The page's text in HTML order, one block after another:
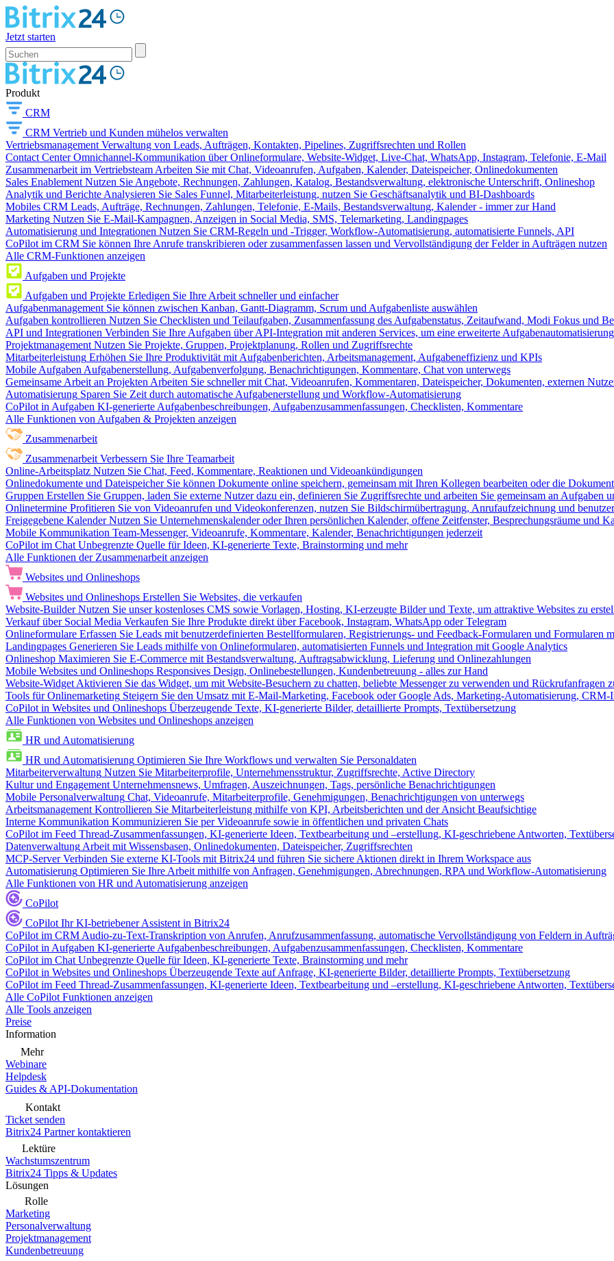
Jetzt starten
Produkt
CRM
CRM Vertrieb und Kunden mühelos verwalten
Vertriebsmanagement Verwaltung von Leads, Aufträgen, Kontakten, Pipelines, Zugriffsrechten und Rollen
Contact Center Omnichannel-Kommunikation über Onlineformulare, Website-Widget, Live-Chat, WhatsApp, Instagram, Telefonie, E-Mail
Zusammenarbeit im Vertriebsteam Arbeiten Sie mit Chat, Videoanrufen, Aufgaben, Kalender, Dateispeicher, Onlinedokumenten
Sales Enablement Nutzen Sie Angebote, Rechnungen, Zahlungen, Katalog, Bestandsverwaltung, elektronische Unterschrift, Onlineshop
Analytik und Berichte Analysieren Sie Sales Funnel, Mitarbeiterleistung, nutzen Sie Geschäftsanalytik und BI-Dashboards
Mobiles CRM Leads, Aufträge, Rechnungen, Zahlungen, Telefonie, E-Mails, Bestandsverwaltung, Kalender - immer zur Hand
Marketing Nutzen Sie E-Mail-Kampagnen, Anzeigen in Social Media, SMS, Telemarketing, Landingpages
Automatisierung und Integrationen Nutzen Sie CRM-Regeln und -Trigger, Workflow-Automatisierung, automatisierte Funnels, API
CoPilot im CRM Sie können Ihre Anrufe transkribieren oder zusammenfassen lassen und Vervollständigung der Felder in Aufträgen nutzen
Alle CRM-Funktionen anzeigen
Aufgaben und Projekte
Aufgaben und Projekte Erledigen Sie Ihre Arbeit schneller und einfacher
Aufgabenmanagement Sie können zwischen Kanban, Gantt-Diagramm, Scrum und Aufgabenliste auswählen
Aufgaben kontrollieren Nutzen Sie Checklisten und Teilaufgaben, Zusammenfassung des Aufgabenstatus, Zeitaufwand, Modi Fokus und
API und Integrationen Verbinden Sie Ihre Aufgaben über API-Integration mit anderen Services, um eine erweiterte
Projektmanagement Nutzen Sie Projekte, Gruppen, Projektplanung, Rollen und Zugriffsrechte
Mitarbeiterleistung Erhöhen Sie Ihre Produktivität mit Aufgabenberichten, Arbeitsmanagement, Aufgabeneffizienz und KPIs
Mobile Aufgaben Aufgabenerstellung, Aufgabenverfolgung, Benachrichtigungen, Kommentare, Chat von unterwegs
Gemeinsame Arbeit an Projekten Arbeiten Sie schneller mit Chat, Videoanrufen, Kommentaren, Dateispeicher, Dokumenten, externen
Automatisierung Sparen Sie Zeit durch automatische Aufgabenerstellung und Workflow-Automatisierung
CoPilot in Aufgaben KI-generierte Aufgabenbeschreibungen, Aufgabenzusammenfassungen, Checklisten, Kommentare
Alle Funktionen von Aufgaben & Projekten anzeigen
Zusammenarbeit
Zusammenarbeit Verbessern Sie Ihre Teamarbeit
Online-Arbeitsplatz Nutzen Sie Chat, Feed, Kommentare, Reaktionen und Videoankündigungen
Onlinedokumente und Dateispeicher Sie können Dokumente online speichern, gemeinsam mit Ihren Kollegen bearbeiten oder die
Gruppen Erstellen Sie Gruppen, laden Sie externe Nutzer dazu ein, definieren Sie Zugriffsrechte und arbeiten Sie gemeinsam an Aufgaben
Onlinetermine Profitieren Sie von Videoanrufen und Videokonferenzen, nutzen Sie Bildschirmübertragung, Anrufaufzeichnung und
Freigegebene Kalender Nutzen Sie Unternehmenskalender oder Ihren persönlichen Kalender, offene Zeitfenster, Besprechungsräume und
Mobile Kommunikation Team-Messenger, Videoanrufe, Kommentare, Kalender, Benachrichtigungen jederzeit
CoPilot im Chat Unbegrenzte Quelle für Ideen, KI-generierte Texte, Brainstorming und mehr
Alle Funktionen der Zusammenarbeit anzeigen
Websites und Onlineshops
Websites und Onlineshops Erstellen Sie Websites, die verkaufen
Website-Builder Nutzen Sie unser kostenloses CMS sowie Vorlagen, Hosting, KI-erzeugte Bilder und Texte, um attraktive Websites zu
Verkauf über Social Media Verkaufen Sie Ihre Produkte direkt über Facebook, Instagram, WhatsApp oder Telegram
Onlineformulare Erfassen Sie Leads mit benutzerdefinierten Bestellformularen, Registrierungs- und Feedback-Formularen und Formularen
Landingpages Generieren Sie Leads mithilfe von Onlineformularen, automatisierten Funnels und Integration mit Google Analytics
Onlineshop Maximieren Sie E-Commerce mit Bestandsverwaltung, Auftragsabwicklung, Lieferung und Onlinezahlungen
Mobile Websites und Onlineshops Responsives Design, Onlinebestellungen, Kundenbetreuung - alles zur Hand
Website-Widget Aktivieren Sie das Widget, um mit Website-Besuchern zu chatten, beliebte Messenger zu verwenden und Rückrufanfragen
Tools für Onlinemarketing Steigern Sie den Umsatz mit E-Mail-Marketing, Facebook oder Google Ads, Marketing-Automatisierung, CRM-
CoPilot in Websites und Onlineshops Überzeugende Texte, KI-generierte Bilder, detaillierte Prompts, Textübersetzung
Alle Funktionen von Websites und Onlineshops anzeigen
HR und Automatisierung
HR und Automatisierung Optimieren Sie Ihre Workflows und verwalten Sie Personaldaten
Mitarbeiterverwaltung Nutzen Sie Mitarbeiterprofile, Unternehmensstruktur, Zugriffsrechte, Active Directory
Kultur und Engagement Unternehmensnews, Umfragen, Auszeichnungen, Tags, persönliche Benachrichtigungen
Mobile Personalverwaltung Chat, Videoanrufe, Mitarbeiterprofile, Genehmigungen, Benachrichtigungen von unterwegs
Arbeitsmanagement Kontrollieren Sie Mitarbeiterleistung mithilfe von KPI, Arbeitsberichten und der Ansicht Beaufsichtige
Interne Kommunikation Kommunizieren Sie per Videoanrufe sowie in öffentlichen und privaten Chats
CoPilot im Feed Thread-Zusammenfassungen, KI-generierte Ideen, Textbearbeitung und –erstellung, KI-geschriebene Antworten,
Datenverwaltung Arbeit mit Wissensbasen, Onlinedokumenten, Dateispeicher, Zugriffsrechten
MCP-Server Verbinden Sie externe KI-Tools mit Bitrix24 und führen Sie sichere Aktionen direkt in Ihrem Workspace aus
Automatisierung Optimieren Sie Ihre Arbeit mithilfe von Anfragen, Genehmigungen, Abrechnungen, RPA und Workflow-Automatisierung
Alle Funktionen von HR und Automatisierung anzeigen
CoPilot
CoPilot Ihr KI-betriebener Assistent in Bitrix24
CoPilot im CRM Audio-zu-Text-Transkription von Anrufen, Anrufzusammenfassung, automatische Vervollständigung von Feldern in
CoPilot in Aufgaben KI-generierte Aufgabenbeschreibungen, Aufgabenzusammenfassungen, Checklisten, Kommentare
CoPilot im Chat Unbegrenzte Quelle für Ideen, KI-generierte Texte, Brainstorming und mehr
CoPilot in Websites und Onlineshops Überzeugende Texte auf Anfrage, KI-generierte Bilder, detaillierte Prompts, Textübersetzung
CoPilot im Feed Thread-Zusammenfassungen, KI-generierte Ideen, Textbearbeitung und –erstellung, KI-geschriebene Antworten,
Alle CoPilot Funktionen anzeigen
Alle Tools anzeigen
Preise
Information
Mehr
Webinare
Helpdesk
Guides & API-Dokumentation
Kontakt
Ticket senden
Bitrix24 Partner kontaktieren
Lektüre
Wachstumszentrum
Bitrix24 Tipps & Updates
Lösungen
Rolle
Marketing
Personalverwaltung
Projektmanagement
Kundenbetreuung